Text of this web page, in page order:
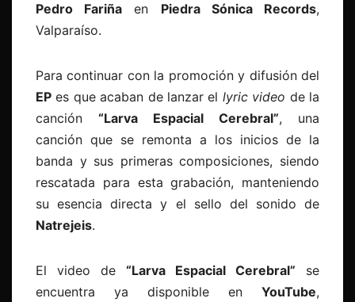
Pedro Fariña en Piedra Sónica Records,
Valparaíso.
Para continuar con la promoción y difusión del
EP es que acaban de lanzar el lyric video de la
canción “Larva Espacial Cerebral”, una
canción que se remonta a los inicios de la
banda y sus primeras composiciones, siendo
rescatada para esta grabación, manteniendo
su esencia directa y el sello del sonido de
Natrejeis.
El video de “Larva Espacial Cerebral” se
encuentra ya disponible en YouTube,